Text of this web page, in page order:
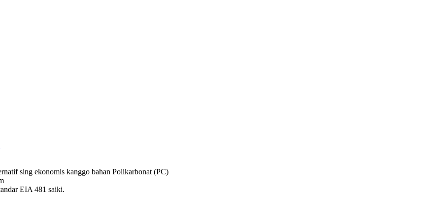
sing ekonomis kanggo bahan Polikarbonat (PC)
EIA 481 saiki.